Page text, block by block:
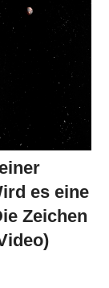
es eine
Zeichen